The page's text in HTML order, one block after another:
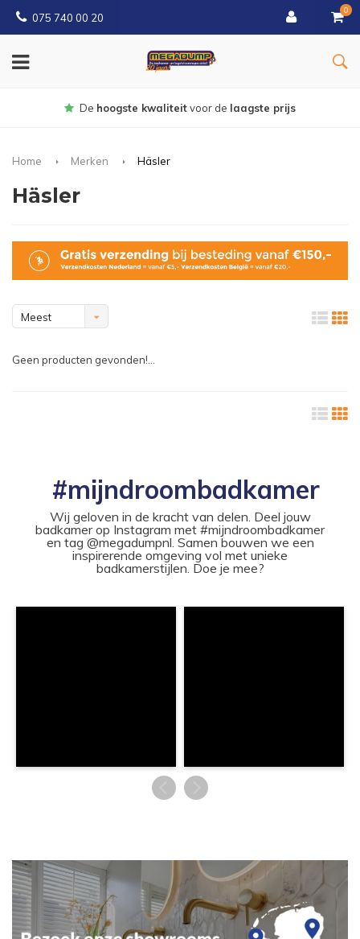
075 740 00 20
0
Gratisbezorgd vanaf € 150
Home Merken Häsler
Häsler
Meest
Geen producten gevonden!...
#mijndroombadkamer
Wij geloven in de kracht van delen. Deel jouw
badkamer op Instagram met #mijndroombadkamer
en tag @megadumpnl. Samen bouwen we een
inspirerende omgeving vol met unieke
badkamerstijlen. Doe je mee?